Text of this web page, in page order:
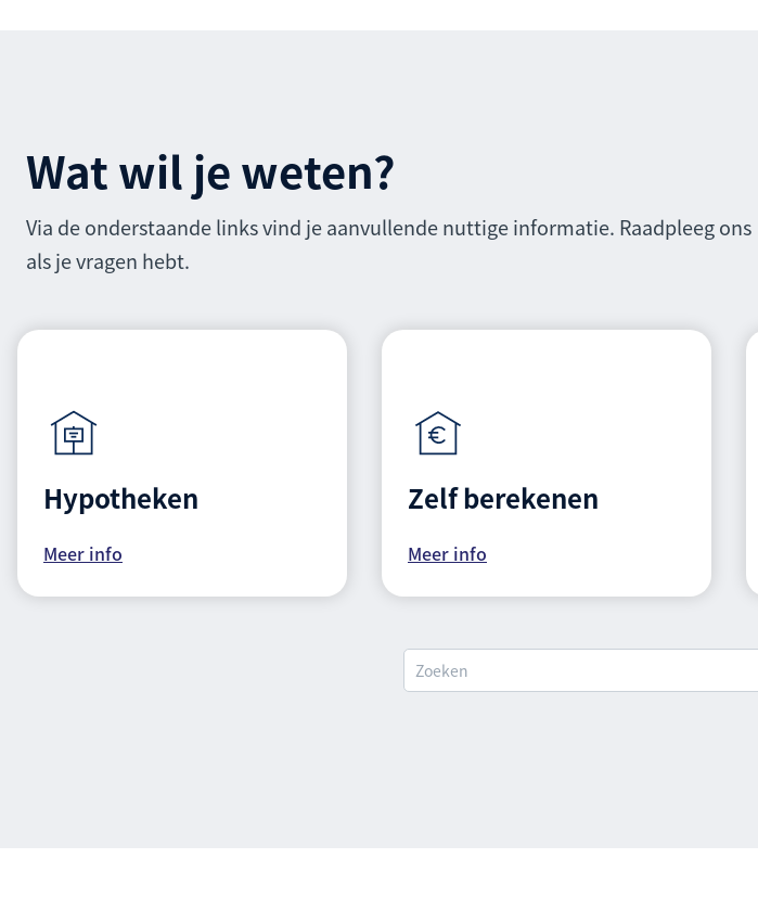
Wat wil je weten?
Via de onderstaande links vind je aanvullende nuttige informatie. Raadpleeg ons
als je vragen hebt.
Hypotheken
Meer info
Zelf berekenen
Meer info